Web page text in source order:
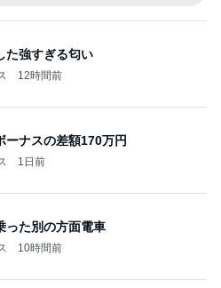
めた肉の冷やし中華
2日前